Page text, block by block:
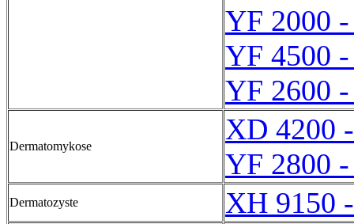
YF 2000
YF 4500
YF 2600
Dermatomykose
XD 4200
YF 2800
Dermatozyste XH 9150